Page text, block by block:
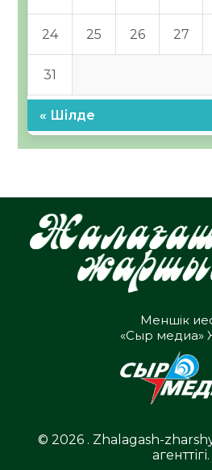
24 25 26 27
31
« Шілде
Меншік
«Сыр
© 2026 . Zhalagash-
агенттігі.